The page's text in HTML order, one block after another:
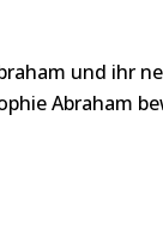
und ihr
Abraham